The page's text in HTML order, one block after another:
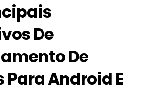
De
De
Para Android E